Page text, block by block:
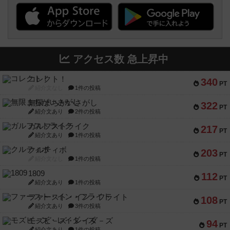
アクセス数 急上昇中
340 PT
コレクト！
1件の投稿
322 PT
無限まちがいさがし
紹介文あり 2件の投稿
217 PT
ガルフストライク
紹介文あり 1件の投稿
203 PT
クルティボ
1件の投稿
112 PT
1809
紹介文あり 1件の投稿
108 PT
ファースト・イン・フライト
紹介文あり 3件の投稿
94 PT
モズビ－ズ・レイダ－ズ